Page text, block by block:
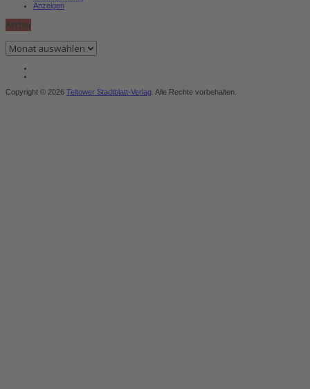
Anzeigen
Archiv
Archiv
Copyright © 2026 Teltower Stadtblatt-Verlag . Alle Rechte vorbehalten.